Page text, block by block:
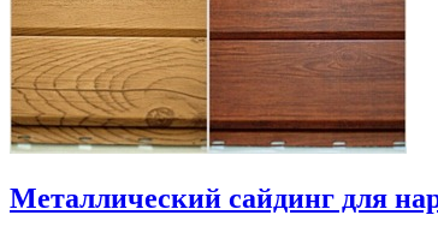
Металлический сайдинг для